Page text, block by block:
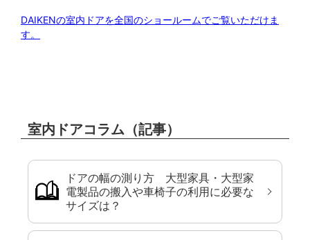
DAIKENの室内ドアを全国のショールームでご覧いただけま
す。
室内ドアコラム（記事）
ドアの幅の測り方 大型家具・大型家
電製品の搬入や車椅子の利用に必要な
サイズは？